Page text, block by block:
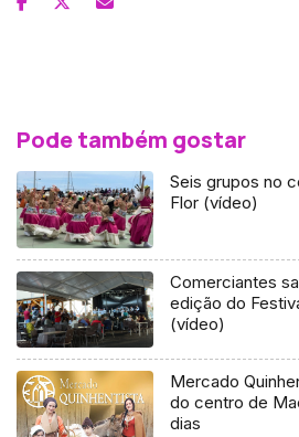
Pode também gostar
Seis grupos no
Flor (vídeo)
Comerciantes
edição do
(vídeo)
Mercado
do centro de
dias